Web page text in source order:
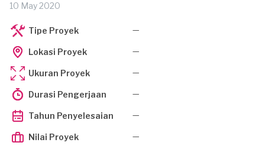
10 May 2020
Tipe Proyek —
Lokasi Proyek —
Ukuran Proyek —
Durasi Pengerjaan —
Tahun Penyelesaian —
Nilai Proyek —